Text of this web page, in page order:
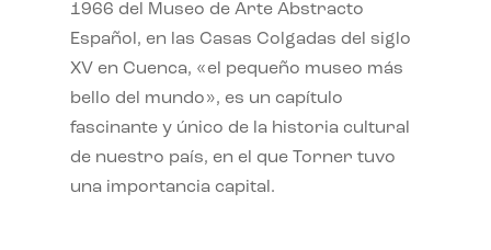
1966 del Museo de Arte Abstracto
Español, en las Casas Colgadas del siglo
XV en Cuenca, «el pequeño museo más
bello del mundo», es un capítulo
fascinante y único de la historia cultural
de nuestro país, en el que Torner tuvo
una importancia capital.